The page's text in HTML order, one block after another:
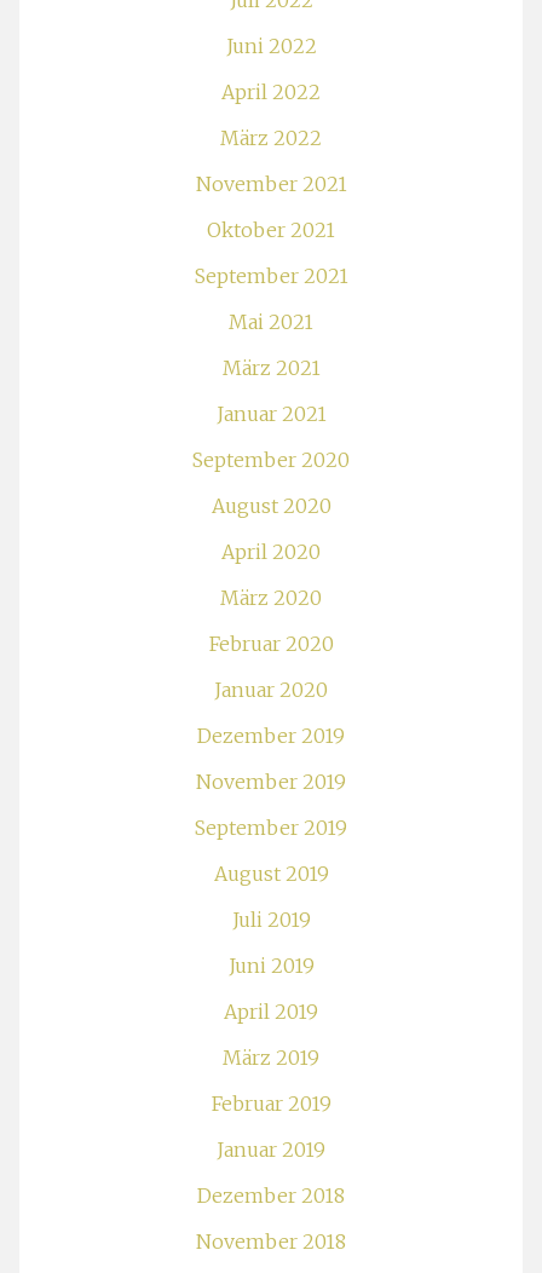
Juni 2022
April 2022
März 2022
November 2021
Oktober 2021
September 2021
Mai 2021
März 2021
Januar 2021
September 2020
August 2020
April 2020
März 2020
Februar 2020
Januar 2020
Dezember 2019
November 2019
September 2019
August 2019
Juli 2019
Juni 2019
April 2019
März 2019
Februar 2019
Januar 2019
Dezember 2018
November 2018